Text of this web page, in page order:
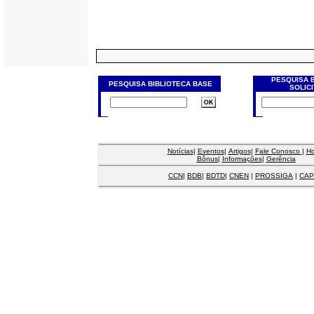
PESQUISA BIBLIOTECA BASE
PESQUISA
Notícias| Eventos| Artigos| Fale Conosco |
Bônus| Informações| Gerência
CCN| BDB| BDTD| CNEN | PROSSIGA |